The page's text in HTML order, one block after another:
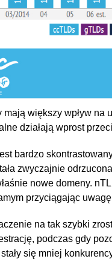
większy wpływ na
działają wprost
bardzo
zwyczajnie
nowe domeny.
przyciągając
na tak szybki
podczas gdy
się mniej